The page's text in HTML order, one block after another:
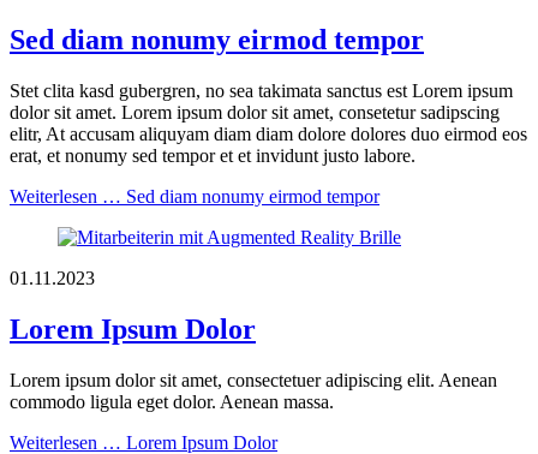
Sed diam nonumy eirmod tempor
Stet clita kasd gubergren, no sea takimata sanctus est Lorem ipsum
dolor sit amet. Lorem ipsum dolor sit amet, consetetur sadipscing
elitr, At accusam aliquyam diam diam dolore dolores duo eirmod eos
erat, et nonumy sed tempor et et invidunt justo labore.
Weiterlesen … Sed diam nonumy eirmod tempor
01.11.2023
Lorem Ipsum Dolor
Lorem ipsum dolor sit amet, consectetuer adipiscing elit. Aenean
commodo ligula eget dolor. Aenean massa.
Weiterlesen … Lorem Ipsum Dolor